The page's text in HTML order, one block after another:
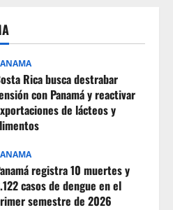
Rica busca destrabar
con Panamá y reactivar
de lácteos y
registra 10 muertes y
casos de dengue en el
semestre de 2026